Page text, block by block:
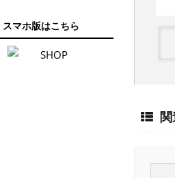
スマホ版はこちら